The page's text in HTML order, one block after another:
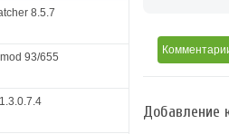
Добавление
8.5.7
93/655